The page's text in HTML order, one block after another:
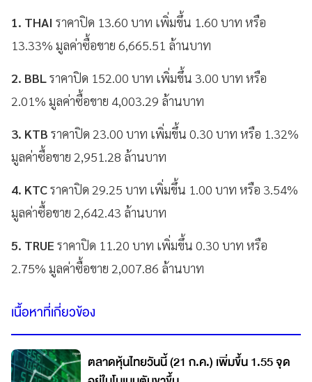
1. THAI ราคาปิด 13.60 บาท เพิ่มขึ้น 1.60 บาท หรือ
13.33% มูลค่าซื้อขาย 6,665.51 ล้านบาท
2. BBLราคาปิด 152.00 บาท เพิ่มขึ้น 3.00 บาท หรือ
2.01% มูลค่าซื้อขาย 4,003.29 ล้านบาท
3. KTB ราคาปิด 23.00 บาท เพิ่มขึ้น 0.30 บาท หรือ 1.32%
มูลค่าซื้อขาย 2,951.28 ล้านบาท
4. KTCราคาปิด 29.25 บาท เพิ่มขึ้น 1.00 บาท หรือ 3.54%
มูลค่าซื้อขาย 2,642.43 ล้านบาท
5. TRUE ราคาปิด 11.20 บาท เพิ่มขึ้น 0.30 บาท หรือ
2.75% มูลค่าซื้อขาย 2,007.86 ล้านบาท
เนื้อหาที่เกี่ยวข้อง
ตลาดหุ้นไทยวันนี้ (21 ก.ค.) เพิ่มขึ้น 1.55 จุด